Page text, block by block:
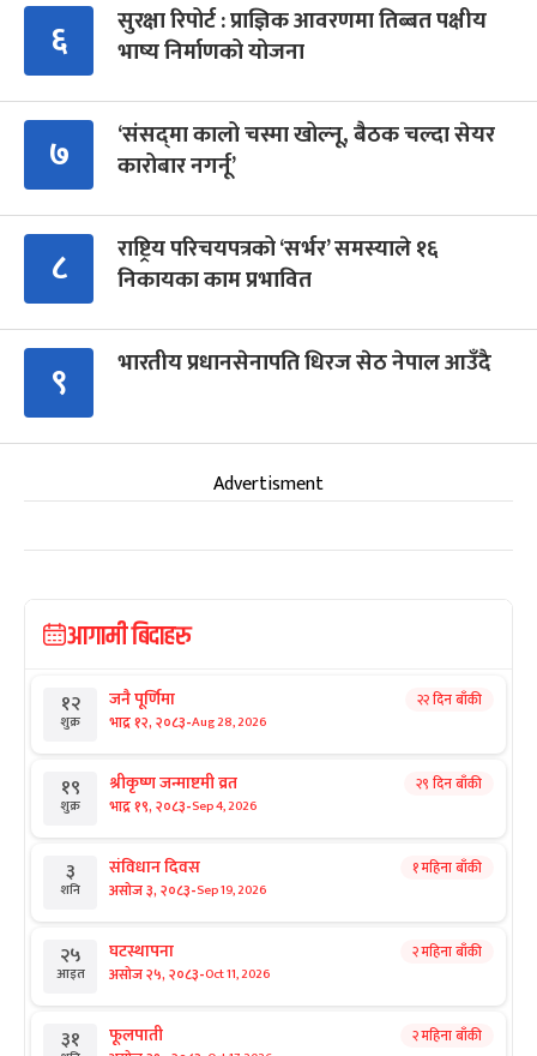
६
सुरक्षा रिपोर्ट : प्राज्ञिक आवरणमा तिब्बत पक्षीय
भाष्य निर्माणको योजना
७
‘संसद्‍मा कालो चस्मा खोल्नू, बैठक चल्दा सेयर
कारोबार नगर्नू’
८
राष्ट्रिय परिचयपत्रको ‘सर्भर’ समस्याले १६
निकायका काम प्रभावित
९ भारतीय प्रधानसेनापति धिरज सेठ नेपाल आउँदै
Advertisment
आगामी बिदाहरु
१२
शुक्र
जनै पूर्णिमा
भाद्र १२, २०८३-Aug 28, 2026
२२ दिन बाँकी
१९
शुक्र
श्रीकृष्ण जन्माष्टमी व्रत
भाद्र १९, २०८३-Sep 4, 2026
२९ दिन बाँकी
३
शनि
संविधान दिवस
असोज ३, २०८३-Sep 19, 2026
१ महिना बाँकी
२५
आइत
घटस्थापना
असोज २५, २०८३-Oct 11, 2026
२ महिना बाँकी
३१ फूलपाती २ महिना बाँकी